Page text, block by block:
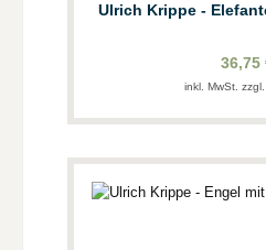
Ulrich Krippe -
36,75
inkl. MwSt.